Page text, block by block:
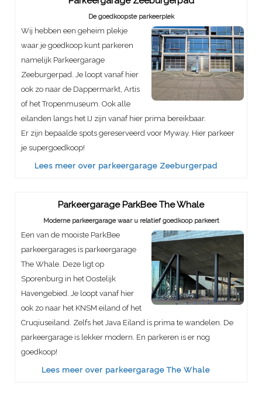
De goedkoopste parkeerplek
Wij hebben een geheim plekje
waar je goedkoop kunt parkeren
namelijk Parkeergarage
Zeeburgerpad. Je loopt vanaf hier
ook zo naar de Dappermarkt, Artis
of het Tropenmuseum. Ook alle
eilanden langs het IJ zijn vanaf hier prima bereikbaar.
Er zijn bepaalde spots gereserveerd voor Myway. Hier parkeer
je supergoedkoop!
Lees meer over parkeergarage Zeeburgerpad
Parkeergarage ParkBee The Whale
Moderne parkeergarage waar u relatief goedkoop parkeert
Een van de mooiste ParkBee
parkeergarages is parkeergarage
The Whale. Deze ligt op
Sporenburg in het Oostelijk
Havengebied. Je loopt vanaf hier
ook zo naar het KNSM eiland of het
Cruqiuseiland. Zelfs het Java Eiland is prima te wandelen. De
parkeergarage is lekker modern. En parkeren is er nog
goedkoop!
Lees meer over parkeergarage The Whale